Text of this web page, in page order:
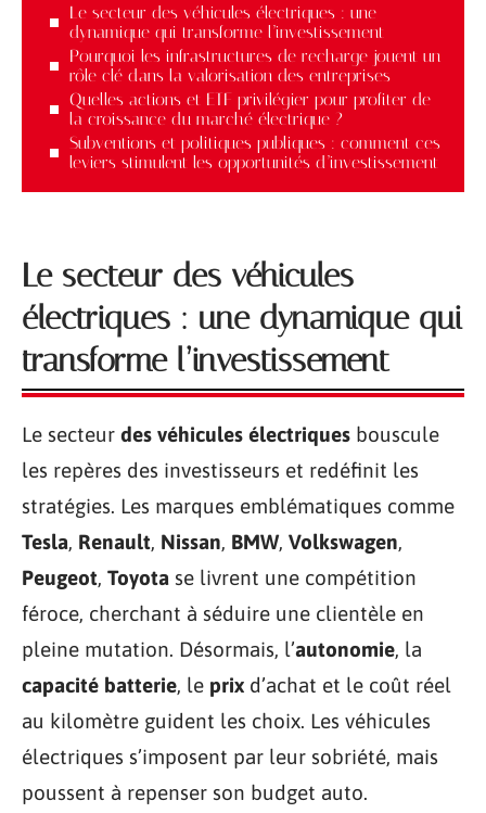
Le secteur des véhicules électriques : une
dynamique qui transforme l’investissement
Pourquoi les infrastructures de recharge jouent un
rôle clé dans la valorisation des entreprises
Quelles actions et ETF privilégier pour profiter de
la croissance du marché électrique ?
Subventions et politiques publiques : comment ces
leviers stimulent les opportunités d’investissement
Le secteur des véhicules
électriques : une dynamique qui
transforme l’investissement
Le secteur des véhicules électriques bouscule
les repères des investisseurs et redéfinit les
stratégies. Les marques emblématiques comme
Tesla, Renault, Nissan, BMW, Volkswagen,
Peugeot, Toyota se livrent une compétition
féroce, cherchant à séduire une clientèle en
pleine mutation. Désormais, l’autonomie, la
capacité batterie, le prix d’achat et le coût réel
au kilomètre guident les choix. Les véhicules
électriques s’imposent par leur sobriété, mais
poussent à repenser son budget auto.